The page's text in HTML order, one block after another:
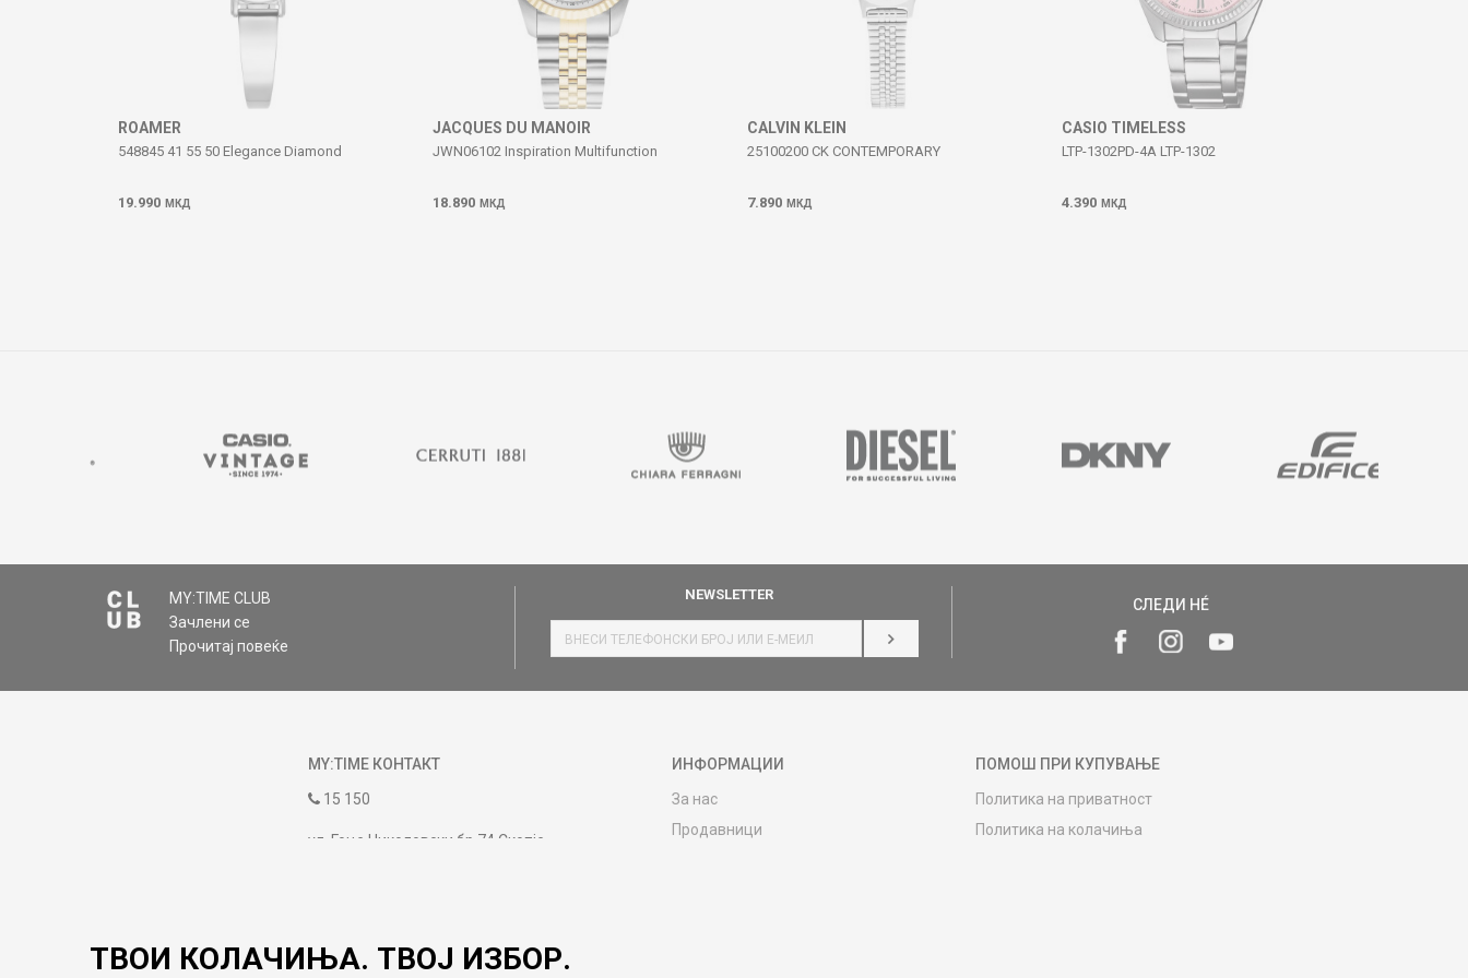
ROAMER
548845 41 55 50 Elegance Diamond
19.990 МКД
JACQUES DU MANOIR
JWN06102 Inspiration Multifunction
18.890 МКД
CALVIN KLEIN
25100200 CK CONTEMPORARY
7.890 МКД
CASIO TIMELESS
LTP-1302PD-4A LTP-1302
4.390 МКД
MY:TIME CLUB
Зачлени се
Прочитај повеќе
NEWSLETTER
НАЈАВИ СЕ
СЛЕДИ НÉ
MY:TIME КОНТАКТ
15 150
ул. Гоце Николовски бр.74 Скопје
09:00 до 17:00
ИНФОРМАЦИИ
За нас
Продавници
ПОМОШ ПРИ КУПУВАЊЕ
Политика на приватност
Политика на колачиња
ТВОИ КОЛАЧИЊА. ТВОЈ ИЗБОР.